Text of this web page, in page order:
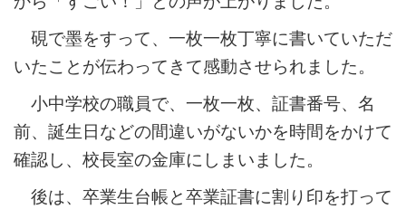
硯で墨をすって、一枚一枚丁寧に書いていただ
いたことが伝わってきて感動させられました。
小中学校の職員で、一枚一枚、証書番号、名
前、誕生日などの間違いがないかを時間をかけて
確認し、校長室の金庫にしまいました。
後は、卒業生台帳と卒業証書に割り印を打って